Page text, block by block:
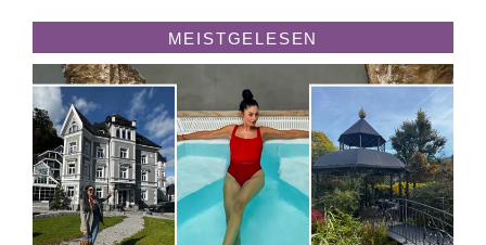
MEISTGELESEN